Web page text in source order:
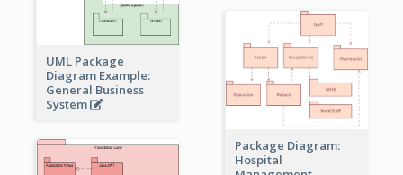
UML Package
Diagram Example:
General Business
System
Package Diagram:
Hospital